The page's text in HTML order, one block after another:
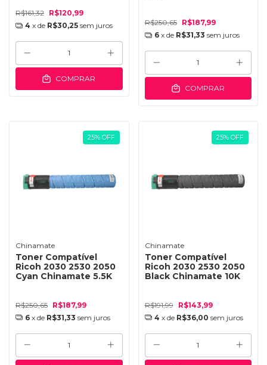
R$161,32 R$120,99
4 x de R$30,25 sem juros
COMPRAR
R$250,65
R$187,99
6 x de R$31,33 sem juros
COMPRAR
25% OFF
Chinamate
Toner Compatível
Ricoh 2030 2530 2050
Cyan Chinamate 5.5K
R$250,65 R$187,99
6 x de R$31,33 sem juros
25% OFF
Chinamate
Toner Compatível
Ricoh 2030 2530 2050
Black Chinamate 10K
R$191,99
R$143,99
4 x de R$36,00 sem juros